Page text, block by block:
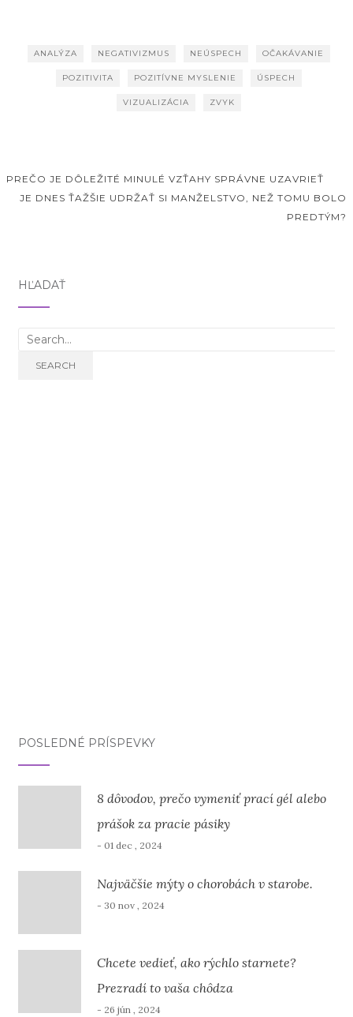
ANALÝZA NEGATIVIZMUS NEÚSPECH OČAKÁVANIE
POZITIVITA POZITÍVNE MYSLENIE ÚSPECH
VIZUALIZÁCIA ZVYK
PREČO JE DÔLEŽITÉ MINULÉ VZŤAHY SPRÁVNE UZAVRIEŤ
JE DNES ŤAŽŠIE UDRŽAŤ SI MANŽELSTVO, NEŽ TOMU BOLO
PREDTÝM?
HĽADAŤ
Search for:
SEARCH
POSLEDNÉ PRÍSPEVKY
8 dôvodov, prečo vymeniť prací gél alebo
prášok za pracie pásiky
- 01 dec , 2024
Najväčšie mýty o chorobách v starobe.
- 30 nov , 2024
Chcete vedieť, ako rýchlo starnete?
Prezradí to vaša chôdza
- 26 jún , 2024